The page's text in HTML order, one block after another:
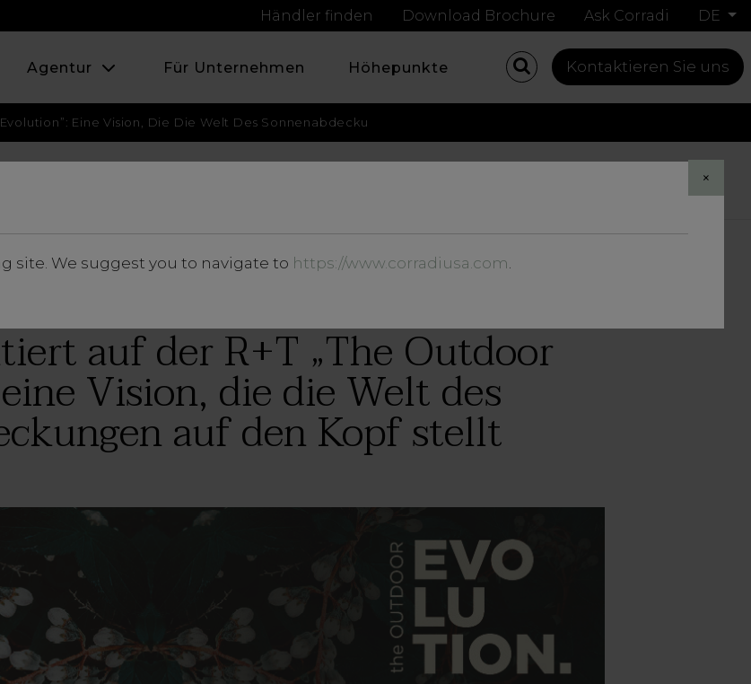
×
site. We suggest you to navigate to https://www.corradiusa.com.
Händler finden Download Brochure Ask Corradi DE
Agentur Für Unternehmen Höhepunkte Kontaktieren Sie uns
Eine Vision, Die Die Welt Des Sonnenabdecku
auf der R+T „The Outdoor
Vision, die die Welt des
auf den Kopf stellt